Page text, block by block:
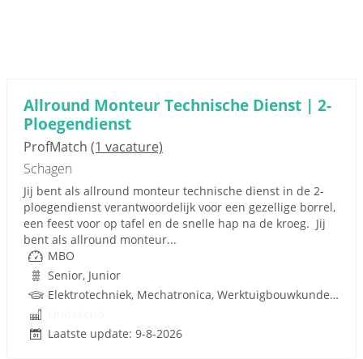
Allround Monteur Technische Dienst | 2-
Ploegendienst
ProfMatch (1 vacature)
Schagen
Jij bent als allround monteur technische dienst in de 2-
ploegendienst verantwoordelijk voor een gezellige borrel,
een feest voor op tafel en de snelle hap na de kroeg. Jij
bent als allround monteur...
MBO
Senior, Junior
Elektrotechniek, Mechatronica, Werktuigbouwkunde, Pneumatiek, Techniek
Laatste update: 9-8-2026